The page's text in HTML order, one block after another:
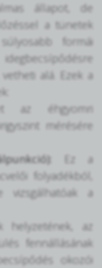
állapot, de
a tünetek
formái
alá. Ezek a
az éhgyomri
mérésére
Ez a
folyadékból,
vizsgálhatóak a
helyzetének, az
fennállásának
okozói